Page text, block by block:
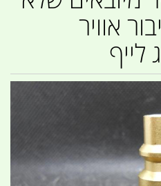
אוויר